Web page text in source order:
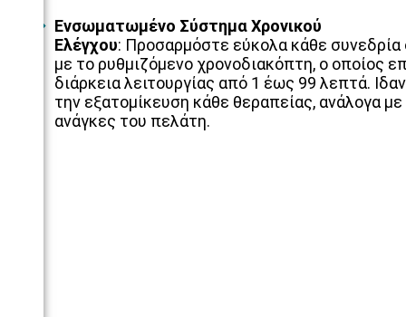
Ενσωματωμένο Σύστημα Χρονικού
Ελέγχου: Προσαρμόστε εύκολα κάθε συνεδρία
με το ρυθμιζόμενο χρονοδιακόπτη, ο οποίος
διάρκεια λειτουργίας από 1 έως 99 λεπτά.
την εξατομίκευση κάθε θεραπείας, ανάλογα με
ανάγκες του πελάτη.